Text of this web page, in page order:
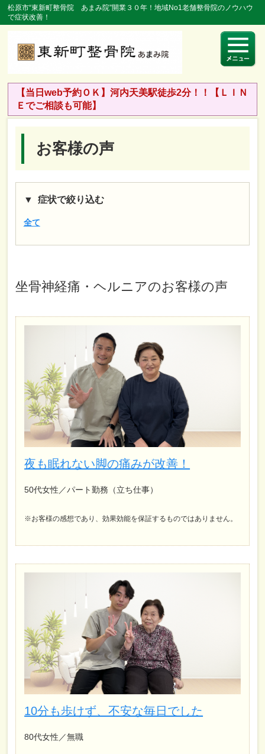
松原市“東新町整骨院 あまみ院”開業３０年！地域No1老舗整骨院のノウハウ
で症状改善！
【当日web予約ＯＫ】河内天美駅徒歩2分！！【ＬＩＮ
Ｅでご相談も可能】
お客様の声
症状で絞り込む
全て
坐骨神経痛・ヘルニアのお客様の声
夜も眠れない脚の痛みが改善！
50代女性／パート勤務（立ち仕事）
※お客様の感想であり、効果効能を保証するものではありません。
10分も歩けず、不安な毎日でした
80代女性／無職